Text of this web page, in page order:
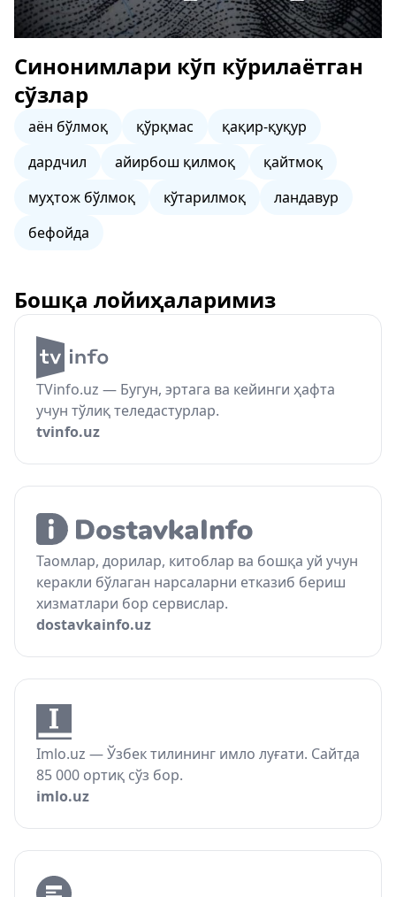
Синонимлари кўп кўрилаётган
сўзлар
аён бўлмоқ қўрқмас
қақир-қуқур
дардчил
айирбош қилмоқ
қайтмоқ
муҳтож бўлмоқ
кўтарилмоқ
ландавур
бефойда
Бошқа лойиҳаларимиз
TVinfo.uz — Бугун, эртага ва кейинги ҳафта
учун тўлиқ теледастурлар.
tvinfo.uz
Таомлар, дорилар, китоблар ва бошқа уй учун
керакли бўлаган нарсаларни етказиб бериш
хизматлари бор сервислар.
dostavkainfo.uz
Imlo.uz — Ўзбек тилининг имло луғати. Сайтда
85 000 ортиқ сўз бор.
imlo.uz